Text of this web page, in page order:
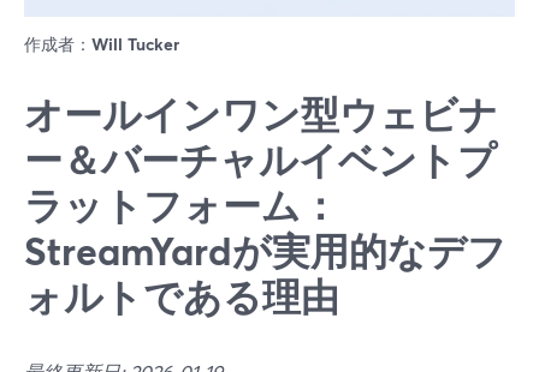
作成者： Will Tucker
オールインワン型ウェビナ
ー＆バーチャルイベントプ
ラットフォーム：
StreamYardが実用的なデフ
ォルトである理由